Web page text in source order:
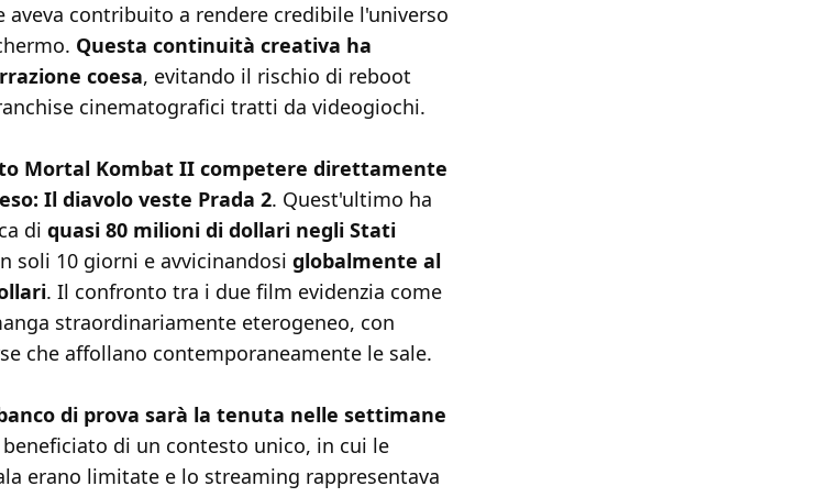
aveva contribuito a rendere credibile l'universo
Questa continuità creativa ha
coesa, evitando il rischio di reboot
cinematografici tratti da videogiochi.
Mortal Kombat II competere direttamente
Il diavolo veste Prada 2. Quest'ultimo ha
di quasi 80 milioni di dollari negli Stati
soli 10 giorni e avvicinandosi globalmente al
. Il confronto tra i due film evidenzia come
straordinariamente eterogeneo, con
che affollano contemporaneamente le sale.
di prova sarà la tenuta nelle settimane
di un contesto unico, in cui le
erano limitate e lo streaming rappresentava